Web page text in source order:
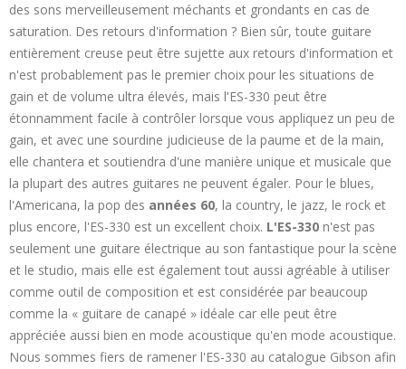
des sons merveilleusement méchants et grondants en cas de
saturation. Des retours d'information ? Bien sûr, toute guitare
entièrement creuse peut être sujette aux retours d'information et
n'est probablement pas le premier choix pour les situations de
gain et de volume ultra élevés, mais l'ES-330 peut être
étonnamment facile à contrôler lorsque vous appliquez un peu de
gain, et avec une sourdine judicieuse de la paume et de la main,
elle chantera et soutiendra d'une manière unique et musicale que
la plupart des autres guitares ne peuvent égaler. Pour le blues,
l'Americana, la pop des années 60, la country, le jazz, le rock et
plus encore, l'ES-330 est un excellent choix. L'ES-330 n'est pas
seulement une guitare électrique au son fantastique pour la scène
et le studio, mais elle est également tout aussi agréable à utiliser
comme outil de composition et est considérée par beaucoup
comme la « guitare de canapé » idéale car elle peut être
appréciée aussi bien en mode acoustique qu'en mode acoustique.
Nous sommes fiers de ramener l'ES-330 au catalogue Gibson afin